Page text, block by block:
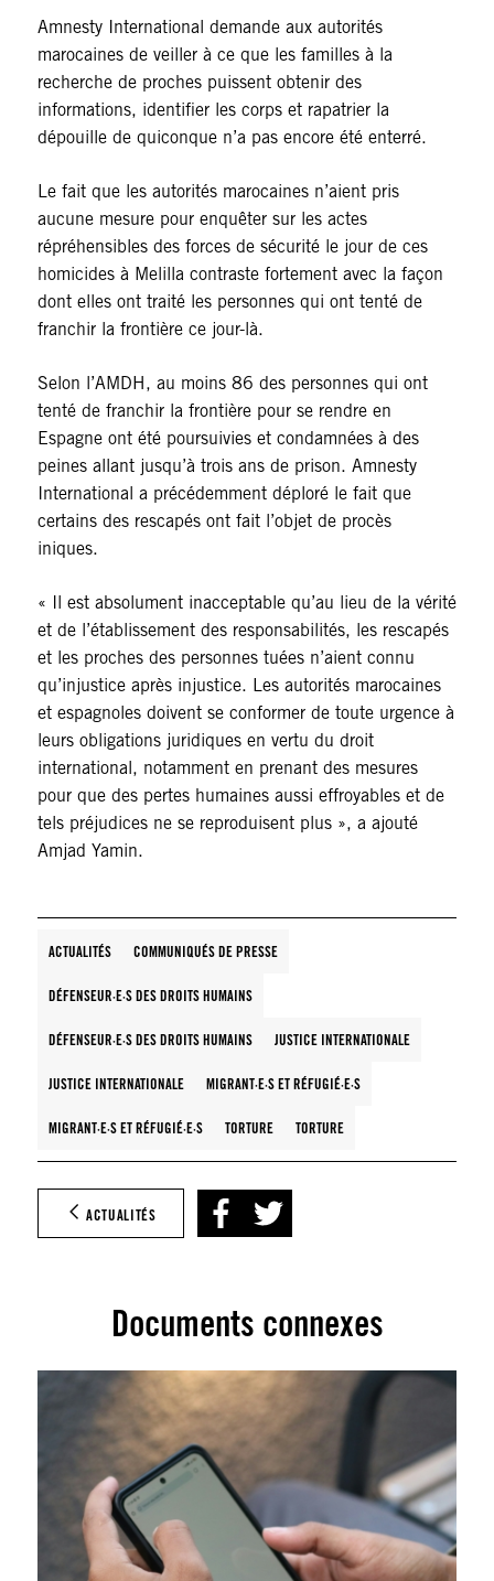
Amnesty International demande aux autorités
marocaines de veiller à ce que les familles à la
recherche de proches puissent obtenir des
informations, identifier les corps et rapatrier la
dépouille de quiconque n’a pas encore été enterré.
Le fait que les autorités marocaines n’aient pris
aucune mesure pour enquêter sur les actes
répréhensibles des forces de sécurité le jour de ces
homicides à Melilla contraste fortement avec la façon
dont elles ont traité les personnes qui ont tenté de
franchir la frontière ce jour-là.
Selon l’AMDH, au moins 86 des personnes qui ont
tenté de franchir la frontière pour se rendre en
Espagne ont été poursuivies et condamnées à des
peines allant jusqu’à trois ans de prison. Amnesty
International a précédemment déploré le fait que
certains des rescapés ont fait l’objet de procès
iniques.
« Il est absolument inacceptable qu’au lieu de la vérité
et de l’établissement des responsabilités, les rescapés
et les proches des personnes tuées n’aient connu
qu’injustice après injustice. Les autorités marocaines
et espagnoles doivent se conformer de toute urgence à
leurs obligations juridiques en vertu du droit
international, notamment en prenant des mesures
pour que des pertes humaines aussi effroyables et de
tels préjudices ne se reproduisent plus », a ajouté
Amjad Yamin.
ACTUALITÉS COMMUNIQUÉS DE PRESSE
DÉFENSEUR·E·S DES DROITS HUMAINS
DÉFENSEUR·E·S DES DROITS HUMAINS JUSTICE INTERNATIONALE
JUSTICE INTERNATIONALE MIGRANT·E·S ET RÉFUGIÉ·E·S
MIGRANT·E·S ET RÉFUGIÉ·E·S TORTURE TORTURE
ACTUALITÉS
Documents connexes